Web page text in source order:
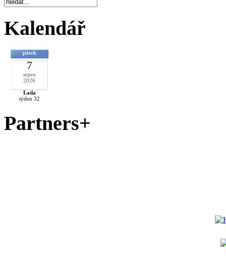
Kalendář
pátek
7
srpen
2026
Lada
týden 32
Partners+